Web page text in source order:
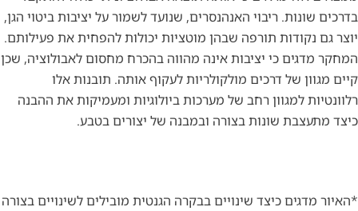
בדרכים שונות. ריבוי האנהנסרים, שנועד לשמור על יציבות ביטוי הגן,
יוצר גם נקודות תורפה שבהן מוטציות יכולות להפחית את פעילותם.
המחקר מדגים כי יציבות אינה מהווה בהכרח מחסום לאבולוציה, שכן
קיים מגוון של דרכים מולקולריות לעקוף אותה. תובנות אלו
רלוונטיות למגוון רחב של מערכות ביולוגיות ומעמיקות את ההבנה
כיצד מתעצבת שונות בצורה ובמבנה של יצורים בטבע.
*האיור מדגים כיצד שינויים בבקרה הגנטית מובילים לשינויים בצורה